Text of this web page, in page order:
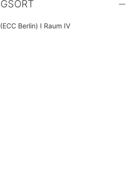
Berlin) I Raum IV